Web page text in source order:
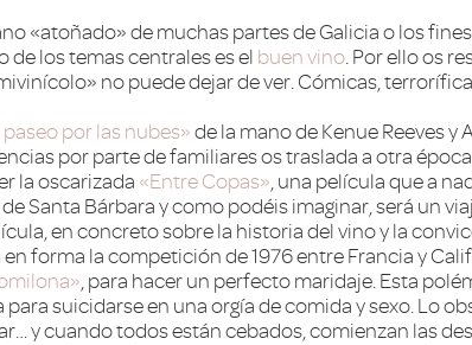
«atoñado» de muchas partes de Galicia o los
de los temas centrales es el buen vino. Por ello os
no puede dejar de ver. Cómicas,
paseo por las nubes» de la mano de Kenue Reeves
por parte de familiares os traslada a otra
la oscarizada «Entre Copas», una película que a
Santa Bárbara y como podéis imaginar, será un
en concreto sobre la historia del vino y la
en forma la competición de 1976 entre Francia y
, para hacer un perfecto maridaje. Esta
suicidarse en una orgía de comida y sexo. Lo
y cuando todos están cebados, comienzan las